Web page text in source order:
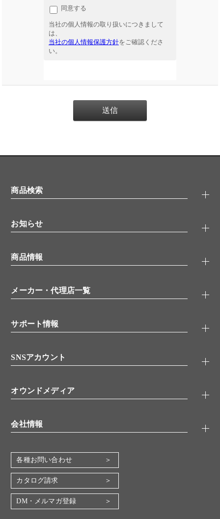
同意する
当社の個人情報の取り扱いにつきまして
は、
当社の個人情報保護方針をご確認くださ
い。
商品検索
タンパク質検索
ELISA/ELISpot検索
品番検索
お知らせ
無料サンプル
ウェビナー （オンラインセミナー）
学会・展示スケジュール
商品情報
抗体
シグナル伝達
糖類／レクチン
分子生物
バイオメディカル(環境・食品)
機器・消耗品
メーカー・代理店一覧
代理店
サポート情報
アプリケーションノート
書類ダウンロード
SNSアカウント
YouTube
オウンドメディア
会社情報
会社概要
地図・アクセス（本社）
IR情報
電子公告
各種お問い合わせ
カタログ請求
DM・メルマガ登録